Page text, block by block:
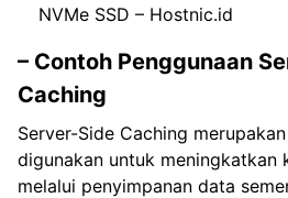
NVMe SSD – Hostnic.id
– Contoh Penggunaan
Caching
Server-Side Caching
digunakan untuk meningkatkan
melalui penyimpanan data